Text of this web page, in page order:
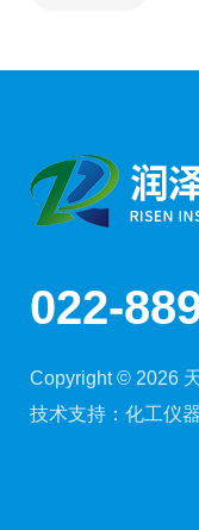
022-
Copyright © 2026
技术支持： 化工仪